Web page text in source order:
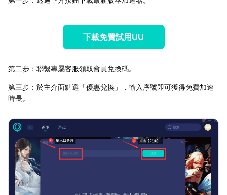
下載免費試用UU
第二步：聯繫專屬客服領取會員兌換碼。
第三步：於主介面點選「優惠兌換」，輸入序號即可獲得免費加速
時長。